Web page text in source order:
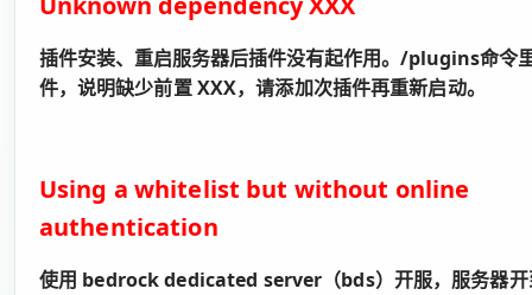
插件安装、重启服务器后插件没有起作用。/plugins命令
件， 说明缺少前置 XXX，请添加次插件再重新启动。
Using a whitelist but without online
authentication
使用 bedrock dedicated server（bds）开服，服务器开